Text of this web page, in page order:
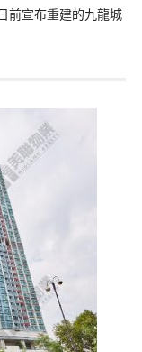
前宣布重建的九龍城